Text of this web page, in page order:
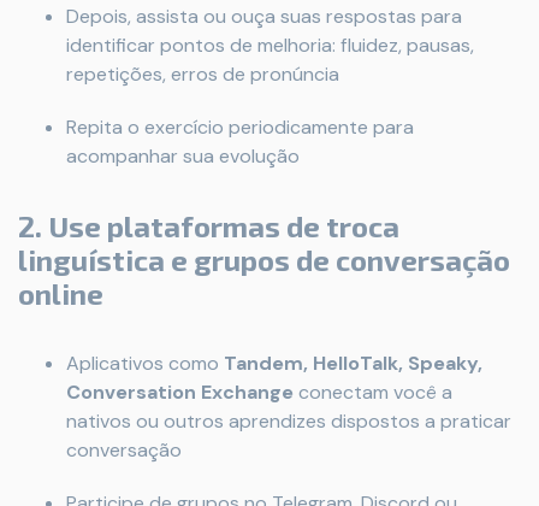
Depois, assista ou ouça suas respostas para
identificar pontos de melhoria: fluidez, pausas,
repetições, erros de pronúncia
Repita o exercício periodicamente para
acompanhar sua evolução
2. Use plataformas de troca
linguística e grupos de conversação
online
Aplicativos como Tandem, HelloTalk, Speaky,
Conversation Exchange conectam você a
nativos ou outros aprendizes dispostos a praticar
conversação